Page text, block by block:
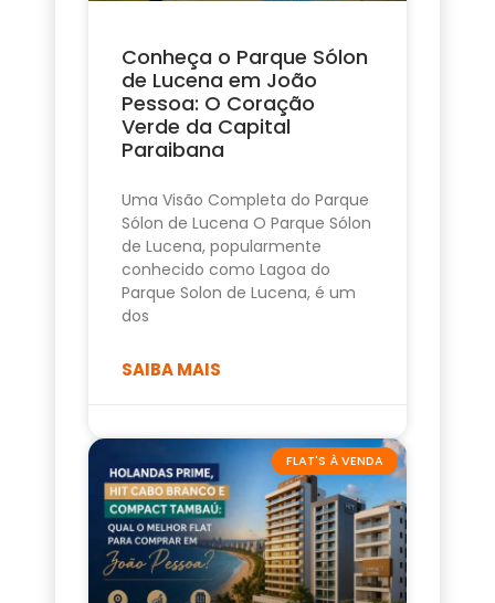
Conheça o Parque Sólon
de Lucena em João
Pessoa: O Coração
Verde da Capital
Paraibana
Uma Visão Completa do Parque
Sólon de Lucena O Parque Sólon
de Lucena, popularmente
conhecido como Lagoa do
Parque Solon de Lucena, é um
dos
SAIBA MAIS
FLAT'S À VENDA